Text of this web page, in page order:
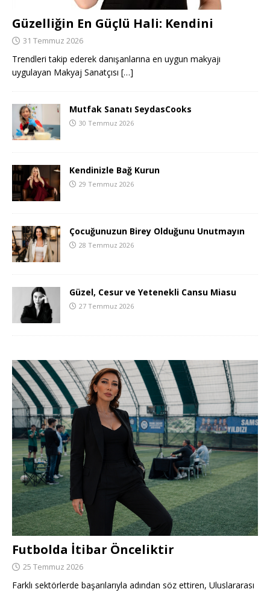
Güzelliğin En Güçlü Hali: Kendini
31 Temmuz 2026
Trendleri takip ederek danışanlarına en uygun makyajı
uygulayan Makyaj Sanatçısı […]
Mutfak Sanatı SeydasCooks
30 Temmuz 2026
Kendinizle Bağ Kurun
29 Temmuz 2026
Çocuğunuzun Birey Olduğunu Unutmayın
28 Temmuz 2026
Güzel, Cesur ve Yetenekli Cansu Miasu
27 Temmuz 2026
Futbolda İtibar Önceliktir
25 Temmuz 2026
Farklı sektörlerde başarılarıyla adından söz ettiren, Uluslararası